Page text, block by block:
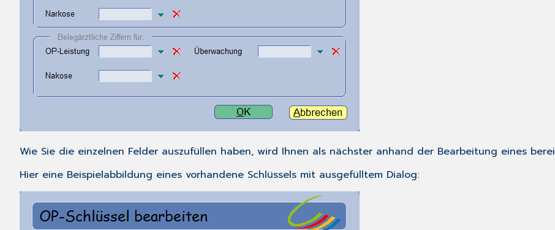
Wie Sie die einzelnen Felder auszufüllen haben, wird Ihnen als nächster anhand der Bearbeitung eines
Hier eine Beispielabbildung eines vorhandene Schlüssels mit ausgefülltem Dialog: